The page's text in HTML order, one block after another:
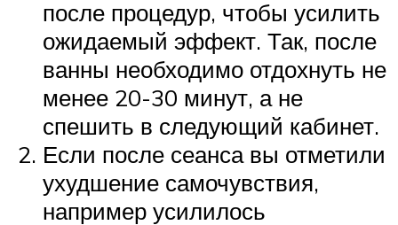
после процедур, чтобы усилить
ожидаемый эффект. Так, после
ванны необходимо отдохнуть не
менее 20-30 минут, а не
спешить в следующий кабинет.
Если после сеанса вы отметили
ухудшение самочувствия,
например усилилось